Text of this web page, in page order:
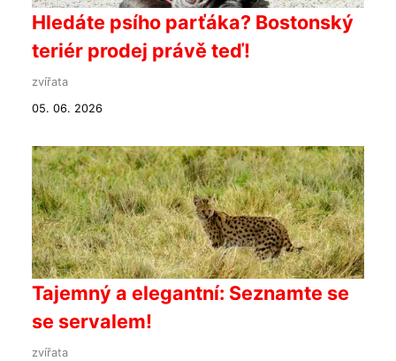
Hledáte psího parťáka? Bostonský
teriér prodej právě teď!
zvířata
05. 06. 2026
Tajemný a elegantní: Seznamte se
se servalem!
zvířata